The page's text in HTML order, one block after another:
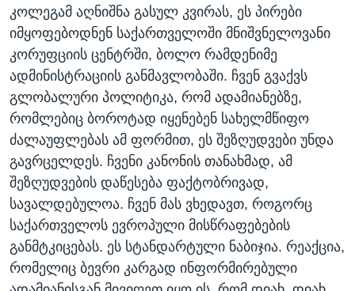
კოლეგამ აღნიშნა გასულ კვირას, ეს პირები
იმყოფებოდნენ საქართველოში მნიშვნელოვანი
კორუფციის ცენტრში, ბოლო რამდენიმე
ადმინისტრაციის განმავლობაში. ჩვენ გვაქვს
გლობალური პოლიტიკა, რომ ადამიანებზე,
რომლებიც ბოროტად იყენებენ სახელმწიფო
ძალაუფლებას ამ ფორმით, ეს შეზღუდვები უნდა
გავრცელდეს. ჩვენი კანონის თანახმად, ამ
შეზღუდვების დაწესება ფაქტობრივად,
სავალდებულოა. ჩვენ მას ვხედავთ, როგორც
საქართველოს ევროპული მისწრაფებების
განმტკიცებას. ეს სტანდარტული ნაბიჯია. რეაქცია,
რომელიც ბევრი კარგად ინფორმირებული